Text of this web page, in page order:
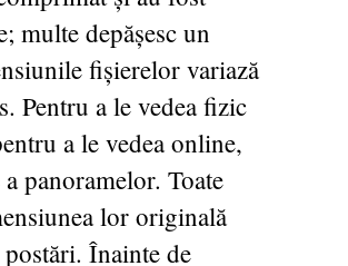
multe depășesc un
fișierelor variază
Pentru a le vedea fizic
a le vedea online,
panoramelor. Toate
lor originală
Înainte de